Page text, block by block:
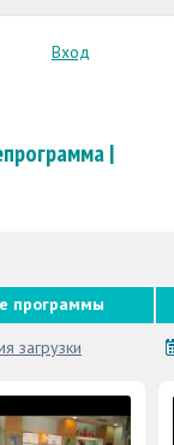
Вход
|
программы
загрузки